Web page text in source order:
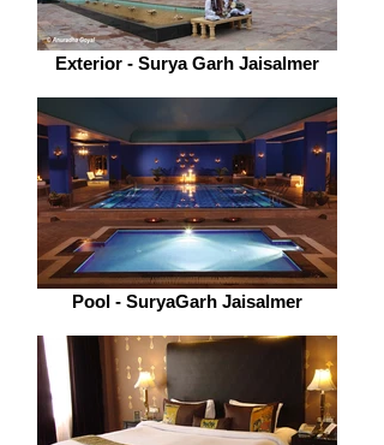
Exterior - Surya Garh Jaisalmer
Pool - SuryaGarh Jaisalmer